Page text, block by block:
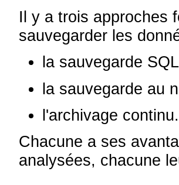
Il y a trois approches
sauvegarder les
la sauvegarde
la sauvegarde au
l'archivage continu.
Chacune a ses
analysées, chacune